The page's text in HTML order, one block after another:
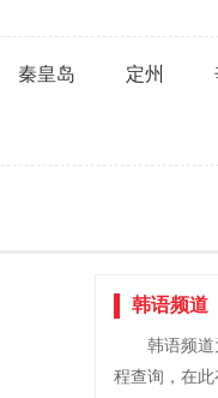
秦皇岛 定州
韩语频道
韩语频
程查询，在